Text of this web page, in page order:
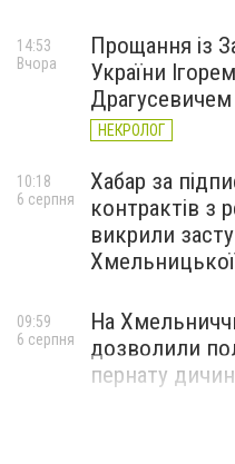
Прощання із
України Ігорем
Драгусевичем
НЕКРОЛОГ
14:53
Вчора
Хабар за
контрактів з
викрили
10:18
6 серпня
На
дозволили
пернату
09:59
6 серпня